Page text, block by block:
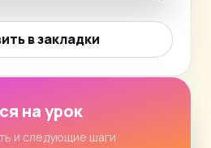
в закладки
на урок
и следующие шаги